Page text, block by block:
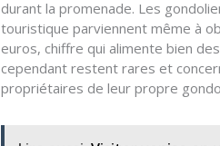
durant la promenade. Les
touristique parviennent même à
euros, chiffre qui alimente bien
cependant restent rares et
propriétaires de leur propre